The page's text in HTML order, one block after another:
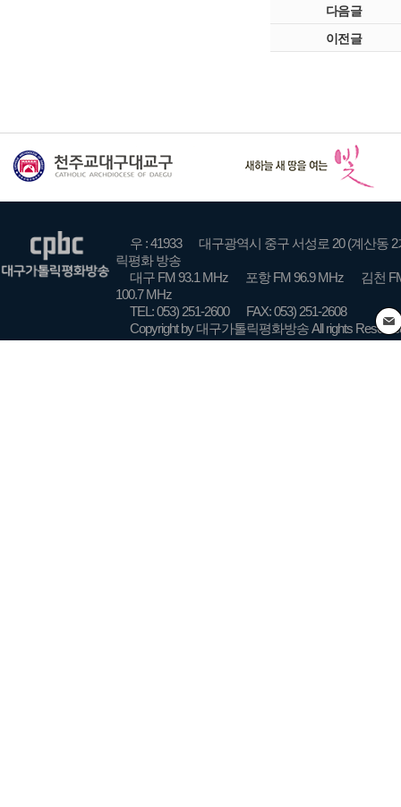
다음글
이전글
우 : 41933
대구광역시 중구 서성로 20 (계산동 2
릭평화 방송
대구 FM 93.1 MHz
포항 FM 96.9 MHz
김천
100.7 MHz
TEL: 053) 251-2600
FAX: 053) 251-2608
Copyright by 대구가톨릭평화방송 All rights